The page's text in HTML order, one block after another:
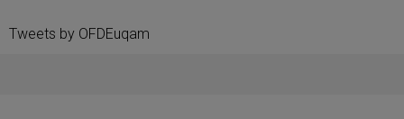
Tweets by OFDEuqam